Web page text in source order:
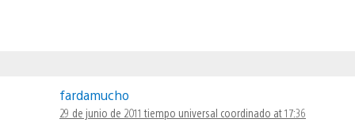
fardamucho
29 de junio de 2011 tiempo universal coordinado at 17:36